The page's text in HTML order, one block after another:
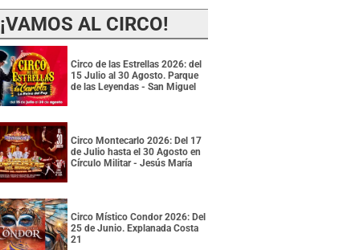
¡VAMOS AL CIRCO!
Circo de las Estrellas 2026: del
15 Julio al 30 Agosto. Parque
de las Leyendas - San Miguel
Circo Montecarlo 2026: Del 17
de Julio hasta el 30 Agosto en
Círculo Militar - Jesús María
Circo Místico Condor 2026: Del
25 de Junio. Explanada Costa
21